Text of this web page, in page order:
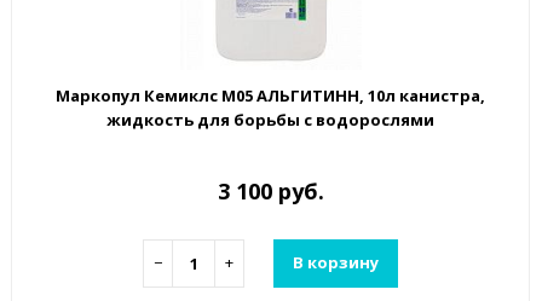
Маркопул Кемиклс М05 АЛЬГИТИНН, 10л канистра,
жидкость для борьбы с водорослями
3 100 руб.
− + В корзину